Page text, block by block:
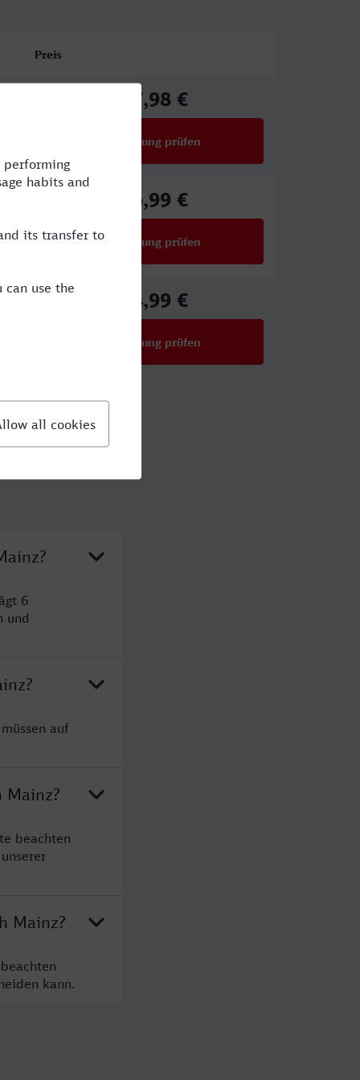
Preis
67,98 €
Verbindung prüfen
96,99 €
Verbindung prüfen
34,99 €
Verbindung prüfen
6
und
auf
Mainz?
beachten
Mainz?
kann.